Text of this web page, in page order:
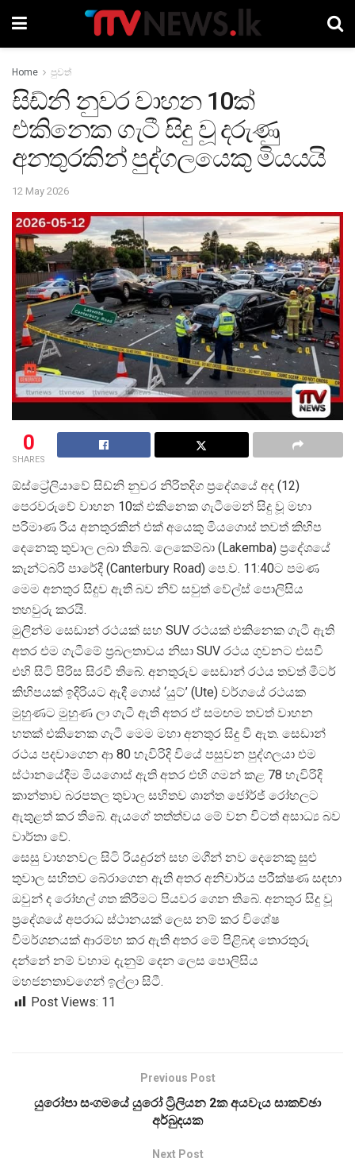
Home පුවත්
සිඩ්නි නුවර වාහන 10ක්
එකිනෙක ගැටී සිදු වූ දරුණු
අනතුරකින් පුද්ගලයෙකු මියයයි
12 May 2026
0
SHARES
ඕස්ට්රේලියාවේ සිඩ්නි නුවර නිරිතදිග ප්රදේශයේ අද (12)
පෙරවරුවේ වාහන 10ක් එකිනෙක ගැටීමෙන් සිදු වූ මහා
පරිමාණ රිය අනතුරකින් එක් අයෙකු මියගොස් තවත් කිහිප
දෙනෙකු තුවාල ලබා තිබේ. ලෙකෙම්බා (Lakemba) ප්රදේශයේ
කැන්ටබරි පාරේදී (Canterbury Road) පෙ.ව. 11:40ට පමණ
මෙම අනතුර සිදුව ඇති බව නිව් සවුත් වේල්ස් පොලිසිය
තහවුරු කරයි.
මුලින්ම සෙඩාන් රථයක් සහ SUV රථයක් එකිනෙක ගැටී ඇති
අතර එම ගැටීමේ ප්රබලතාවය නිසා SUV රථය ගුවනට එසවී
එහි සිටි පිරිස සිරවී තිබේ. අනතුරුව සෙඩාන් රථය තවත් මීටර්
කිහිපයක් ඉදිරියට ඇදී ගොස් ‘යුට්’ (Ute) වර්ගයේ රථයක
මුහුණට මුහුණ ලා ගැටී ඇති අතර ඒ සමඟම තවත් වාහන
හතක් එකිනෙක ගැටී මෙම මහා අනතුර සිදු වී ඇත. සෙඩාන්
රථය පදවාගෙන ආ 80 හැවිරිදි වියේ පසුවන පුද්ගලයා එම
ස්ථානයේදීම මියගොස් ඇති අතර එහි ගමන් කළ 78 හැවිරිදි
කාන්තාව බරපතල තුවාල සහිතව ශාන්ත ජෝර්ජ් රෝහලට
ඇතුළත් කර තිබේ. ඇයගේ තත්ත්වය මේ වන විටත් අසාධ් ය බව
වාර්තා වේ.
සෙසු වාහනවල සිටි රියදුරන් සහ මගීන් නව දෙනෙකු සුළු
තුවාල සහිතව බේරාගෙන ඇති අතර අනිවාර්ය පරීක්ෂණ සඳහා
ඔවුන් ද රෝහල් ගත කිරීමට පියවර ගෙන තිබේ. අනතුර සිදු වූ
ප්රදේශයේ අපරාධ ස්ථානයක් ලෙස නම් කර විශේෂ
විමර්ශනයක් ආරම්භ කර ඇති අතර මේ පිළිබඳ තොරතුරු
දන්නේ නම් වහාම දැනුම් දෙන ලෙස පොලිසිය
මහජනතාවගෙන් ඉල්ලා සිටී.
Post Views: 11
Previous Post
යුරෝපා සංගමයේ යුරෝ ට්‍රිලියන 2ක අයවැය සාකච්ඡා
අර්බුදයක
Next Post